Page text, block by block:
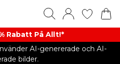
Rabatt På Allt!*
AI-genererade och AI-
bilder.